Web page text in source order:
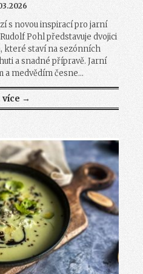
s novou inspirací pro jarní
Pohl představuje dvojici
které staví na sezónních
a snadné přípravě. Jarní
medvědím česne...
více →